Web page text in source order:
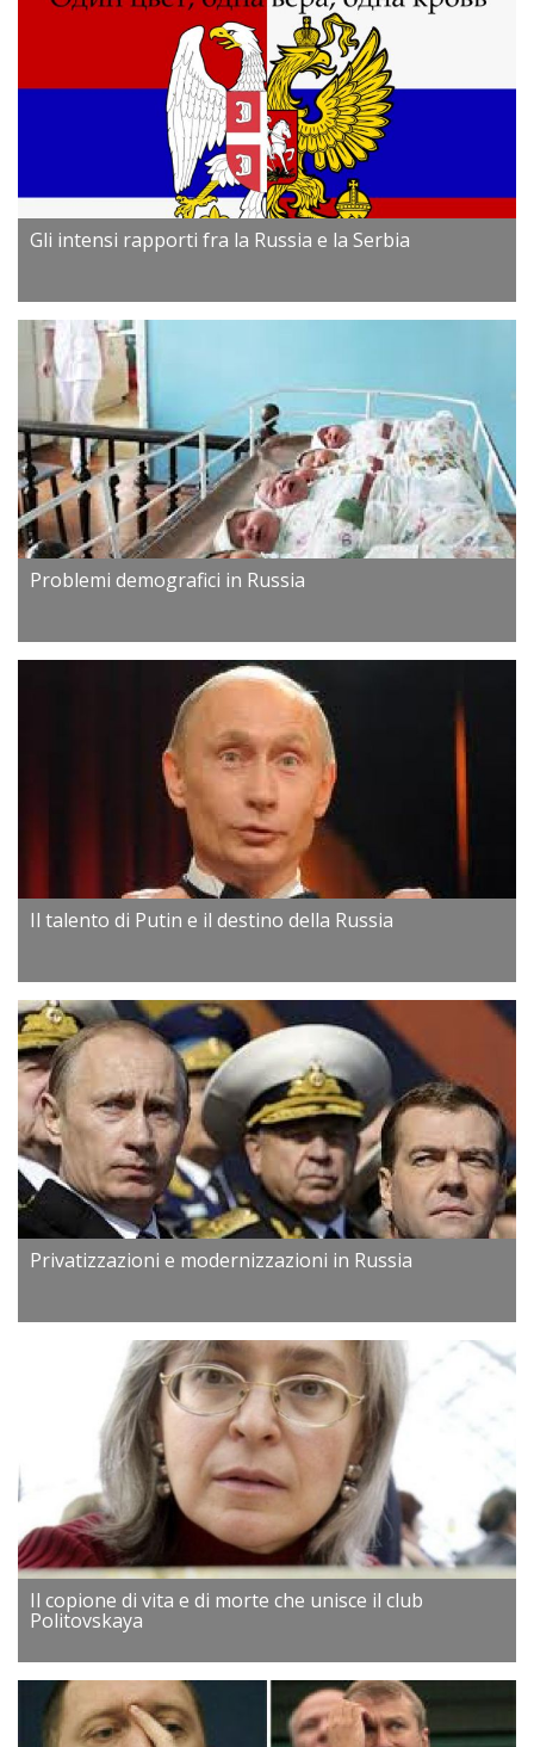
Gli intensi rapporti fra la Russia e la Serbia
Problemi demografici in Russia
Il talento di Putin e il destino della Russia
Privatizzazioni e modernizzazioni in Russia
Il copione di vita e di morte che unisce il club
Politovskaya